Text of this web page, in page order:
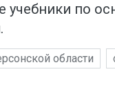
учебники по
области